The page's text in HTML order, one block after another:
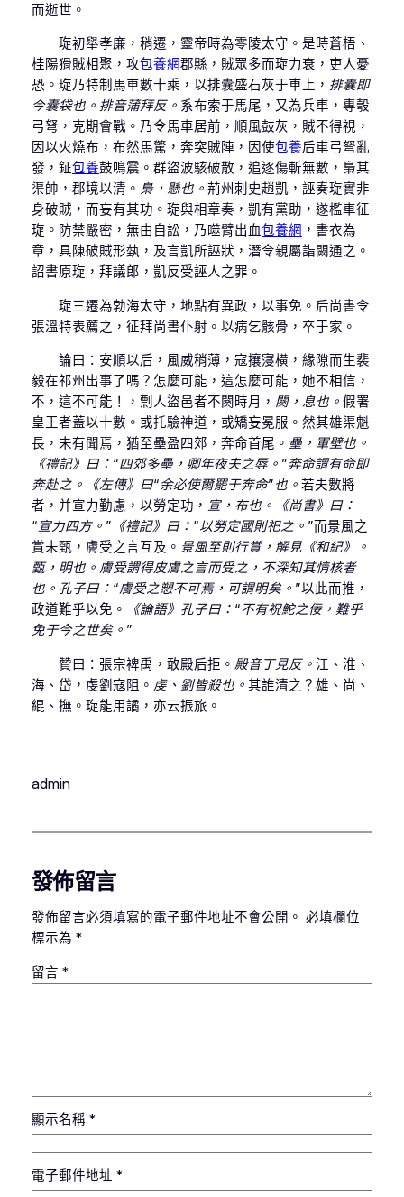
而逝世。
琁初舉孝廉，稍遷，靈帝時為零陵太守。是時蒼梧、
桂陽猾賊相聚，攻包養網郡縣，賊眾多而琁力衰，吏人憂
恐。琁乃特制馬車數十乘，以排囊盛石灰于車上， 排囊即
今囊袋也。排音蒲拜反。 系布索于馬尾，又為兵車，專彀
弓弩，克期會戰。乃令馬車居前，順風鼓灰，賊不得視，
因以火燒布，布然馬驚，奔突賊陣，因使包養后車弓弩亂
發，鉦包養鼓鳴震。群盜波駭破散，追逐傷斬無數，梟其
渠帥，郡境以清。 梟，懸也。 荊州刺史趙凱，誣奏琁實非
身破賊，而妄有其功。琁與相章奏，凱有黨助，遂檻車征
琁。防禁嚴密，無由自訟，乃噬臂出血包養網 ，書衣為
章，具陳破賊形埶，及言凱所誣狀，潛令親屬詣闕通之。
詔書原琁，拜議郎，凱反受誣人之罪。
琁三遷為勃海太守，地點有異政，以事免。后尚書令
張溫特表薦之，征拜尚書仆射。以病乞骸骨，卒于家。
論曰：安順以后，風威稍薄，寇攘寖橫，緣隙而生裴
毅在祁州出事了嗎？怎麼可能，這怎麼可能，她不相信，
不，這不可能！，剽人盜邑者不闋時月， 闋，息也。 假署
皇王者蓋以十數。或托驗神道，或矯妄冕服。然其雄渠魁
長，未有聞焉，猶至壘盈四郊，奔命首尾。 壘，軍壁也。
《禮記》曰：“四郊多壘，卿年夜夫之辱。”奔命謂有命即
奔赴之。《左傳》曰“余必使爾罷于奔命”也。 若夫數將
者，并宣力勤慮，以勞定功， 宣，布也。《尚書》曰：
“宣力四方。”《禮記》曰：“以勞定國則祀之。”而景風之
賞未甄，膚受之言互及。 景風至則行賞，解見《和紀》。
甄，明也。膚受謂得皮膚之言而受之，不深知其情核者
也。孔子曰：“膚受之愬不可焉，可謂明矣。”以此而推，
政道難乎以免。
《論語》孔子曰：“不有祝鮀之佞，難乎
免于今之世矣。”
贊曰：張宗裨禹，敢殿后拒。 殿音丁見反。 江、淮、
海、岱，虔劉寇阻。 虔、劉皆殺也。 其誰清之？雄、尚、
緄、撫。琁能用譎，亦云振旅。
admin
發佈留言
發佈留言必須填寫的電子郵件地址不會公開。 必填欄位
標示為 *
留言 *
顯示名稱 *
電子郵件地址 *